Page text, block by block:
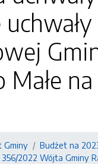
Małe
Gminy
Budżet na
2022 Wójta Gminy